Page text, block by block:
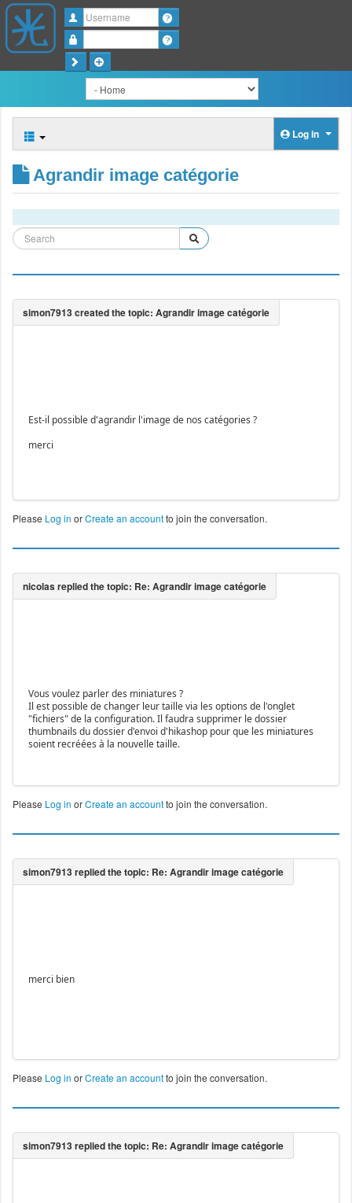
Username
Log in
Agrandir image catégorie
Est-il possible d'agrandir l'image de nos catégories ?
merci
Please Log in orCreate an accountto join the conversation.
Vous voulez parler des miniatures ?
Il est possible de changer leur taille via les options de l'onglet
"fichiers" de la configuration. Il faudra supprimer le dossier
thumbnails du dossier d'envoi d'hikashop pour que les miniatures
soient recréées à la nouvelle taille.
Please Log in orCreate an accountto join the conversation.
merci bien
Please Log in orCreate an accountto join the conversation.